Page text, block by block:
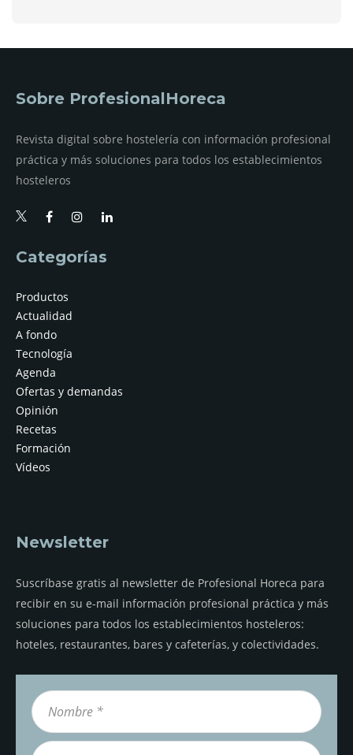
Sobre ProfesionalHoreca
Revista digital sobre hostelería con información profesional
práctica y más soluciones para todos los establecimientos
hosteleros
Categorías
Productos
Actualidad
A fondo
Tecnología
Agenda
Ofertas y demandas
Opinión
Recetas
Formación
Vídeos
Newsletter
Suscríbase gratis al newsletter de Profesional Horeca para
recibir en su e-mail información profesional práctica y más
soluciones para todos los establecimientos hosteleros:
hoteles, restaurantes, bares y cafeterías, y colectividades.